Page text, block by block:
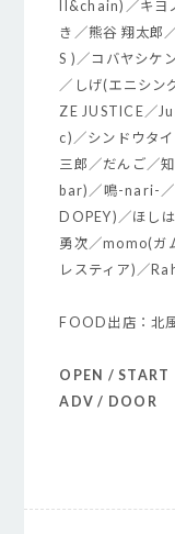
ll&chain)／キヨ
き／熊谷 翔太郎
S )／コバヤシケ
／しげ(エニシン
ZE JUSTICE／
c)／シンドウタ
三郎／だんご／
bar)／鳴-nari-
DOPEY)／ほし
勇次／momo(ガ
レスティア)／
FOOD出店：北
OPEN / START
ADV / DOOR